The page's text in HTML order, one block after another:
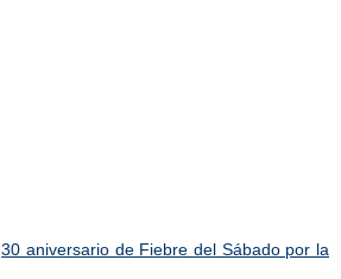
30 aniversario de Fiebre del Sábado por la